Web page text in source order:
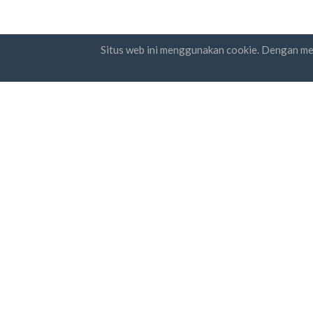
Situs web ini menggunakan cookie. Dengan